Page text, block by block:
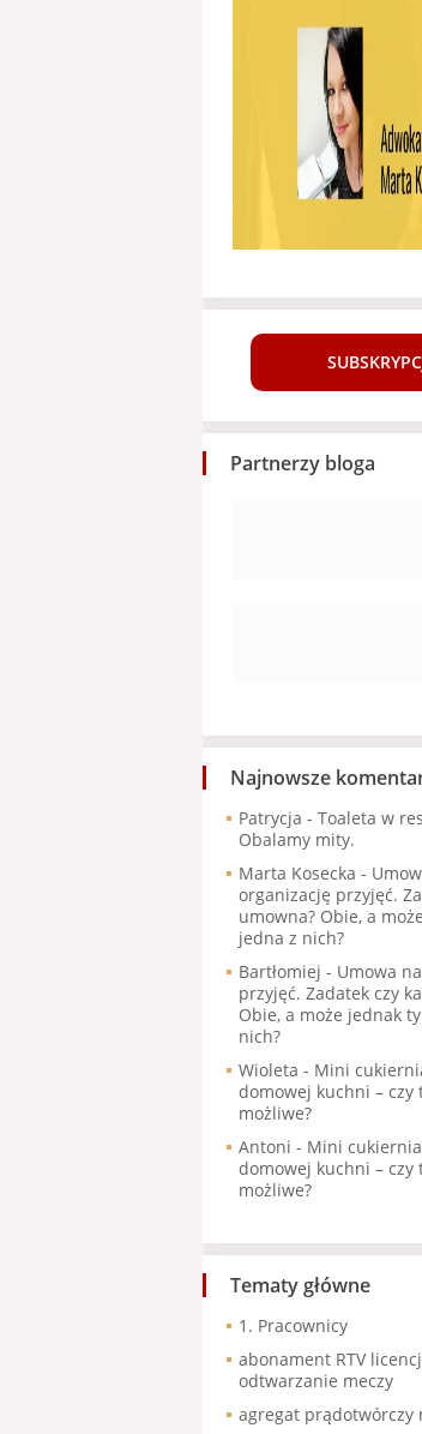
Partnerzy bloga
Najnowsze
Patrycja - Toaleta w
Obalamy mity.
Marta Kosecka -
organizację przyjęć.
umowna? Obie, a
jedna z nich?
Bartłomiej - Umowa
przyjęć. Zadatek czy
Obie, a może jednak
nich?
Wioleta - Mini
domowej kuchni – czy
możliwe?
Antoni - Mini
domowej kuchni – czy
możliwe?
Tematy główne
1. Pracownicy
abonament RTV
odtwarzanie meczy
agregat prądotwórczy